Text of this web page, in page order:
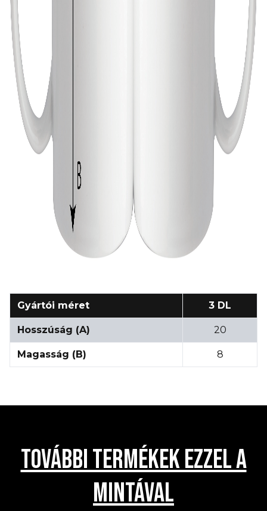
Gyártói méret 3 DL
Hosszúság (A) 20
Magasság (B) 8
TOVÁBBI TERMÉKEK EZZEL A
MINTÁVAL